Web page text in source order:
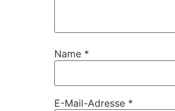
Name *
E-Mail-Adresse *